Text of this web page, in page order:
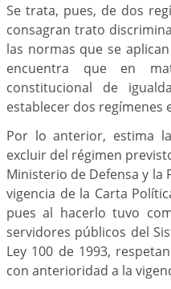
Se trata, pues, de dos
consagran trato
las normas que se
encuentra que en
constitucional de
establecer dos regímenes
Por lo anterior, estima
excluir del régimen
Ministerio de Defensa y la
vigencia de la Carta
pues al hacerlo tuvo
servidores públicos del
Ley 100 de 1993,
con anterioridad a la